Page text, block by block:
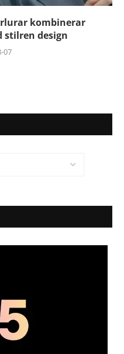
kombinerar
stilren design
07